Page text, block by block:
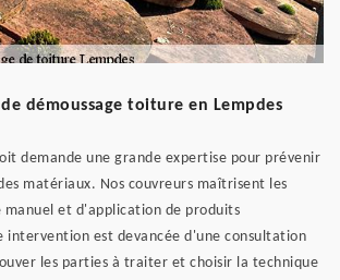
démoussage toiture en Lempdes
demande une grande expertise pour prévenir
matériaux. Nos couvreurs maîtrisent les
manuel et d'application de produits
intervention est devancée d'une consultation
les parties à traiter et choisir la technique